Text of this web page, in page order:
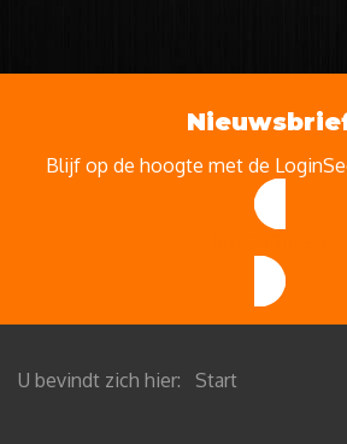
Blijf op de hoogte met de
U bevindt zich hier: Start